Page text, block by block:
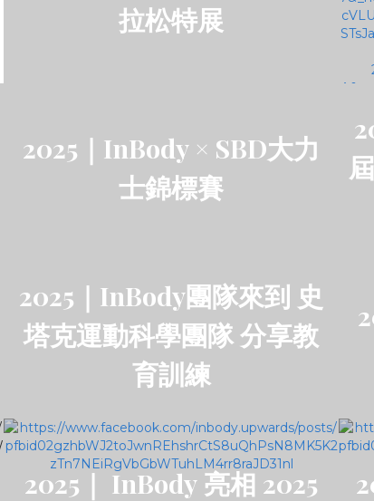
拉松特展
2025｜InBody × SBD大力
士錦標賽
2025｜InBody團隊來到 史
塔克運動科學團隊 分享教
育訓練
2025｜ InBody 亮相 2025